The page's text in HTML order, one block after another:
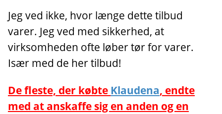
Jeg ved ikke, hvor længe dette tilbud
varer. Jeg ved med sikkerhed, at
virksomheden ofte løber tør for varer.
Især med de her tilbud!
De fleste, der købte Klaudena, endte
med at anskaffe sig en anden og en